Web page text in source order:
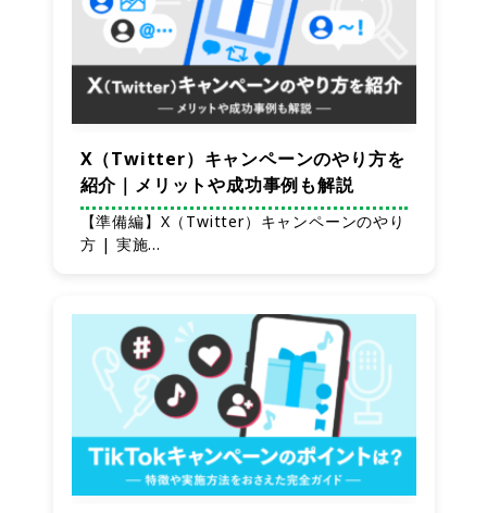
X（Twitter）キャンペーンのやり方を
紹介｜メリットや成功事例も解説
【準備編】X（Twitter）キャンペーンのやり
方 | 実施…